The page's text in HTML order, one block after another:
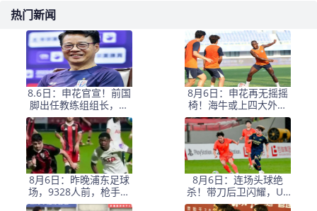
热门新闻
8.6日：申花官宣！前国
脚出任教练组组长，新
帅四大候选浮出，于汉
超救火？
8月6日：申花再无摇摇
椅！海牛或上四大外援
摧花前国脚，这套阵容
踢中甲都困难
8月6日：昨晚浦东足球
场，9328人前，枪手主
帅竟称国足未来是他
8月6日：连场头球绝
杀！带刀后卫闪耀，U1
7国足1